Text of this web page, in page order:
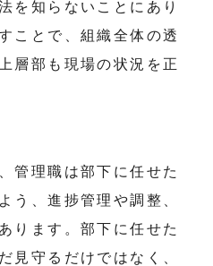
を知らないことにあり
ことで、組織全体の透
層部も現場の状況を正
管理職は部下に任せた
う、進捗管理や調整、
ります。部下に任せた
見守るだけではなく、